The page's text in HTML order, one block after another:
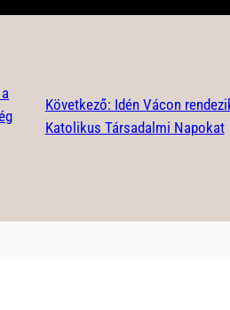
Következő: Idén Vácon
Katolikus Társadalmi Napokat